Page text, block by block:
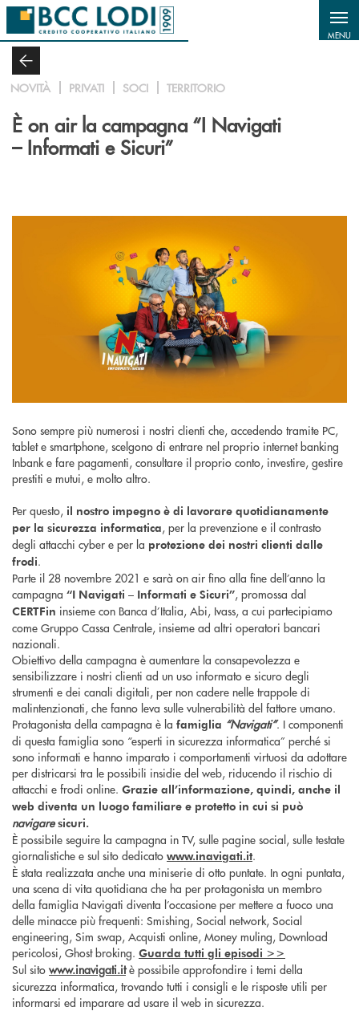
Salta al contenuto principale
MENU
NOVITÀ PRIVATI SOCI TERRITORIO
È on air la campagna “I Navigati
– Informati e Sicuri”
Sono sempre più numerosi i nostri clienti che, accedendo tramite PC,
tablet e smartphone, scelgono di entrare nel proprio internet banking
Inbank e fare pagamenti, consultare il proprio conto, investire, gestire
prestiti e mutui, e molto altro.
Per questo, il nostro impegno è di lavorare quotidianamente
per la sicurezza informatica, per la prevenzione e il contrasto
degli attacchi cyber e per la protezione dei nostri clienti dalle
frodi.
Parte il 28 novembre 2021 e sarà on air fino alla fine dell’anno la
campagna “I Navigati – Informati e Sicuri”, promossa dal
CERTFin insieme con Banca d’Italia, Abi, Ivass, a cui partecipiamo
come Gruppo Cassa Centrale, insieme ad altri operatori bancari
nazionali.
Obiettivo della campagna è aumentare la consapevolezza e
sensibilizzare i nostri clienti ad un uso informato e sicuro degli
strumenti e dei canali digitali, per non cadere nelle trappole di
malintenzionati, che fanno leva sulle vulnerabilità del fattore umano.
Protagonista della campagna è la famiglia “Navigati”. I componenti
di questa famiglia sono “esperti in sicurezza informatica” perché si
sono informati e hanno imparato i comportamenti virtuosi da adottare
per districarsi tra le possibili insidie del web, riducendo il rischio di
attacchi e frodi online. Grazie all’informazione, quindi, anche il
web diventa un luogo familiare e protetto in cui si può
navigaresicuri.
È possibile seguire la campagna in TV, sulle pagine social, sulle testate
giornalistiche e sul sito dedicato www.inavigati.it.
È stata realizzata anche una miniserie di otto puntate. In ogni puntata,
una scena di vita quotidiana che ha per protagonista un membro
della famiglia Navigati diventa l’occasione per mettere a fuoco una
delle minacce più frequenti: Smishing, Social network, Social
engineering, Sim swap, Acquisti online, Money muling, Download
pericolosi, Ghost broking. Guarda tutti gli episodi >>
Sul sitowww.inavigati.itè possibile approfondire i temi della
sicurezza informatica, trovando tutti i consigli e le risposte utili per
informarsi ed imparare ad usare il web in sicurezza.